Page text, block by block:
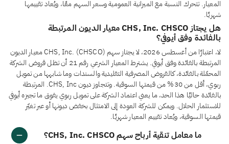
المعيار. تتحرك النسبة مع الميزانية العمومية وسعر السهم معًا، ويُعاد تقييمها
شهريًا.
هل يجتاز CHS, Inc. CHSCO معيار الديون المرتبطة
بالفائدة وفق أيوفي؟
لا، اعتبارًا من أغسطس 2026، لا يجتاز سهم CHS, Inc. (CHSCO) معيار الديون
المرتبطة بالفائدة وفق أيوفي. يشترط المعيار الشرعي رقم 21 أن تظل قروض الشركة
المحمّلة بالفائدة، كالقروض المصرفية التقليدية والسندات وما شابهها من تمويل
ربوي، أقل من 30% من قيمتها السوقية. وتتجاوز ديون CHS, Inc. المرتبطة
بالفائدة حاليًا هذا الحد، ما يعني اعتماد الشركة على تمويل ربوي يفوق ما تجيزه أيوفي
للاستثمار الحلال. ويمكن للشركة العودة إلى الامتثال بخفض ديونها أو عبر تغيّر
قيمتها السوقية، ويُعاد تقييم المعيار شهريًا.
ما معامل تنقية أرباح سهم CHS, Inc. CHSCO؟